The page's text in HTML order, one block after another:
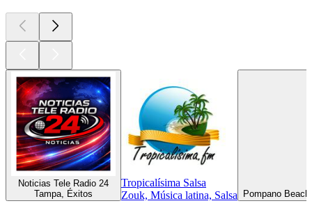
Noticias Tele Radio 24
Tampa, Éxitos
Tropicalísima Salsa
Zouk, Música latina, Salsa
Pompano